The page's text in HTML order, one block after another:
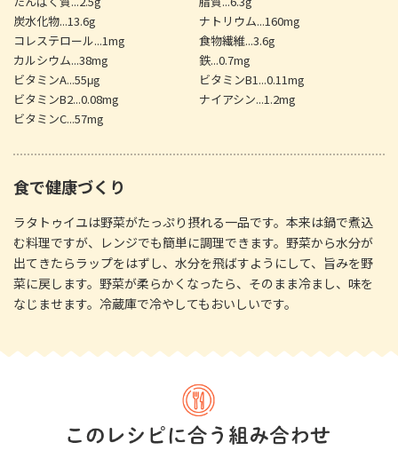
炭水化物...13.6g
ナトリウム...160mg
コレステロール...1mg
食物繊維...3.6g
カルシウム...38mg
鉄...0.7mg
ビタミンA...55μg
ビタミンB1...0.11mg
ビタミンB2...0.08mg
ナイアシン...1.2mg
ビタミンC...57mg
食で健康づくり
ラタトゥイユは野菜がたっぷり摂れる一品です。本来は鍋で煮込
む料理ですが、レンジでも簡単に調理できます。野菜から水分が
出てきたらラップをはずし、水分を飛ばすようにして、旨みを野
菜に戻します。野菜が柔らかくなったら、そのまま冷まし、味を
なじませます。冷蔵庫で冷やしてもおいしいです。